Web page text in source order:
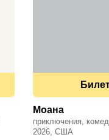
Моана
приключения,
2026, США